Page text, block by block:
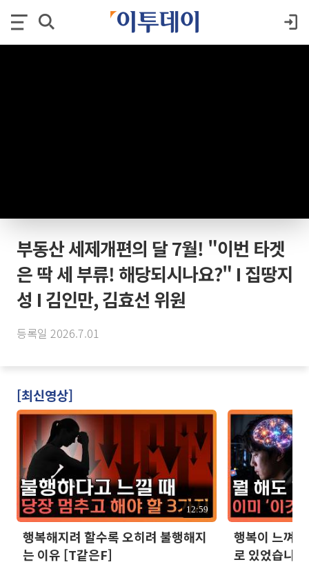
부동산 세제개편의 달 7월! "이번 타겟
은 딱 세 부류! 해당되시나요?" I 집땅지
성 I 김인만, 김효선 위원
등록일 2026.7.01
[최신영상]
12:59
행복해지려 할수록 오히려 불행해지
는 이유 [T같은F]
행복이 느껴
로 있었습니